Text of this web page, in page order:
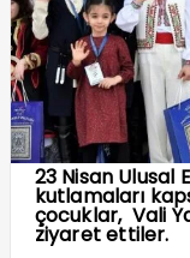
23 Nisan Ulusal
kutlamaları
çocuklar, Vali
ziyaret ettiler.